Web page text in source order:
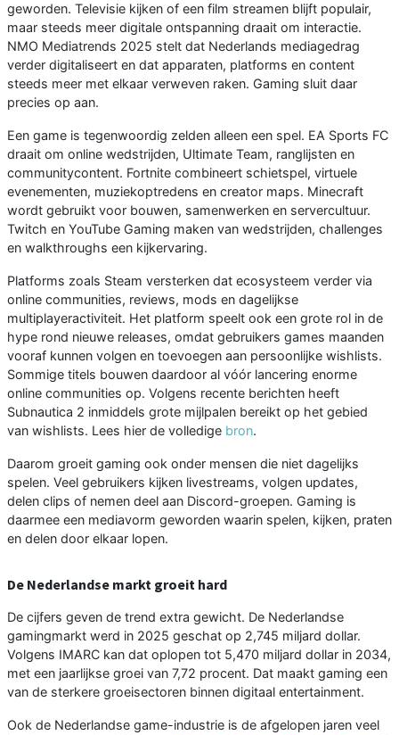
geworden. Televisie kijken of een film streamen blijft populair,
maar steeds meer digitale ontspanning draait om interactie.
NMO Mediatrends 2025 stelt dat Nederlands mediagedrag
verder digitaliseert en dat apparaten, platforms en content
steeds meer met elkaar verweven raken. Gaming sluit daar
precies op aan.
Een game is tegenwoordig zelden alleen een spel. EA Sports FC
draait om online wedstrijden, Ultimate Team, ranglijsten en
communitycontent. Fortnite combineert schietspel, virtuele
evenementen, muziekoptredens en creator maps. Minecraft
wordt gebruikt voor bouwen, samenwerken en servercultuur.
Twitch en YouTube Gaming maken van wedstrijden, challenges
en walkthroughs een kijkervaring.
Platforms zoals Steam versterken dat ecosysteem verder via
online communities, reviews, mods en dagelijkse
multiplayeractiviteit. Het platform speelt ook een grote rol in de
hype rond nieuwe releases, omdat gebruikers games maanden
vooraf kunnen volgen en toevoegen aan persoonlijke wishlists.
Sommige titels bouwen daardoor al vóór lancering enorme
online communities op. Volgens recente berichten heeft
Subnautica 2 inmiddels grote mijlpalen bereikt op het gebied
van wishlists. Lees hier de volledige bron.
Daarom groeit gaming ook onder mensen die niet dagelijks
spelen. Veel gebruikers kijken livestreams, volgen updates,
delen clips of nemen deel aan Discord-groepen. Gaming is
daarmee een mediavorm geworden waarin spelen, kijken, praten
en delen door elkaar lopen.
De Nederlandse markt groeit hard
De cijfers geven de trend extra gewicht. De Nederlandse
gamingmarkt werd in 2025 geschat op 2,745 miljard dollar.
Volgens IMARC kan dat oplopen tot 5,470 miljard dollar in 2034,
met een jaarlijkse groei van 7,72 procent. Dat maakt gaming een
van de sterkere groeisectoren binnen digitaal entertainment.
Ook de Nederlandse game-industrie is de afgelopen jaren veel